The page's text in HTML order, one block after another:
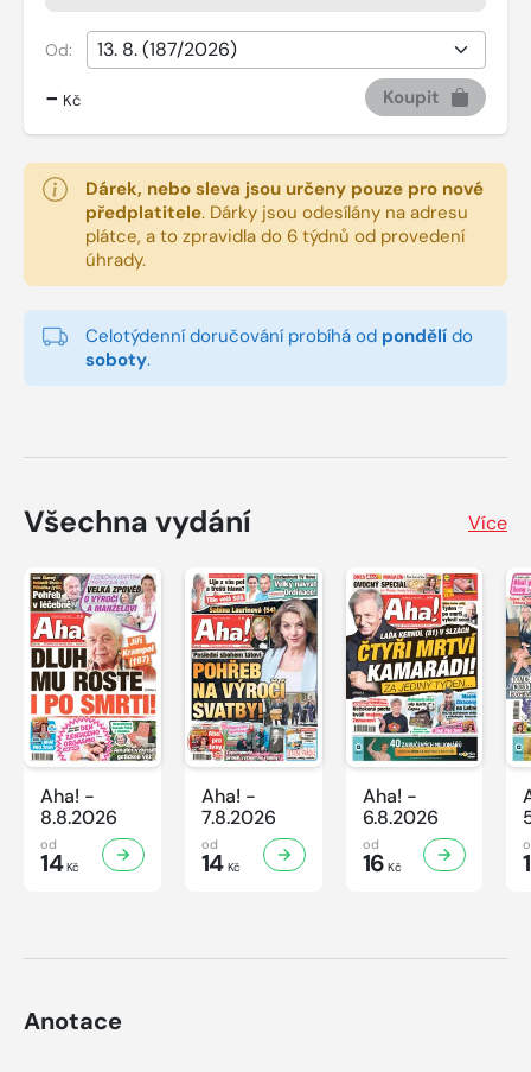
Od:
- Kč Koupit
Dárek, nebo sleva jsou určeny pouze pro nové
předplatitele. Dárky jsou odesílány na adresu
plátce, a to zpravidla do 6 týdnů od provedení
úhrady.
Celotýdenní doručování probíhá od pondělí do
soboty.
Všechna vydání Více
Aha! -
8.8.2026
od
14Kč
Aha! -
7.8.2026
od
14Kč
Aha! -
6.8.2026
od
16 Kč
Anotace